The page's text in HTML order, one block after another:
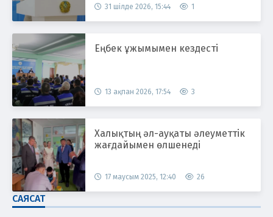
31 шілде 2026, 15:44 1
Еңбек ұжымымен кездесті
13 ақпан 2026, 17:54 3
Халықтың әл-ауқаты әлеуметтік
жағдайымен өлшенеді
17 маусым 2025, 12:40 26
САЯСАТ